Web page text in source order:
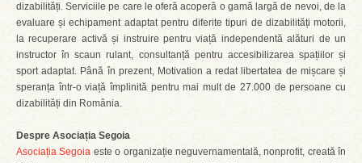
dizabilități. Serviciile pe care le oferă acoperă o gamă largă de nevoi, de la
evaluare și echipament adaptat pentru diferite tipuri de dizabilități motorii,
la recuperare activă și instruire pentru viață independentă alături de un
instructor în scaun rulant, consultanță pentru accesibilizarea spațiilor și
sport adaptat. Până în prezent, Motivation a redat libertatea de mișcare și
speranța într-o viață împlinită pentru mai mult de 27.000 de persoane cu
dizabilități din România.
Despre Asociația Segoia
Asociația Segoia este o organizație neguvernamentală, nonprofit, creată în